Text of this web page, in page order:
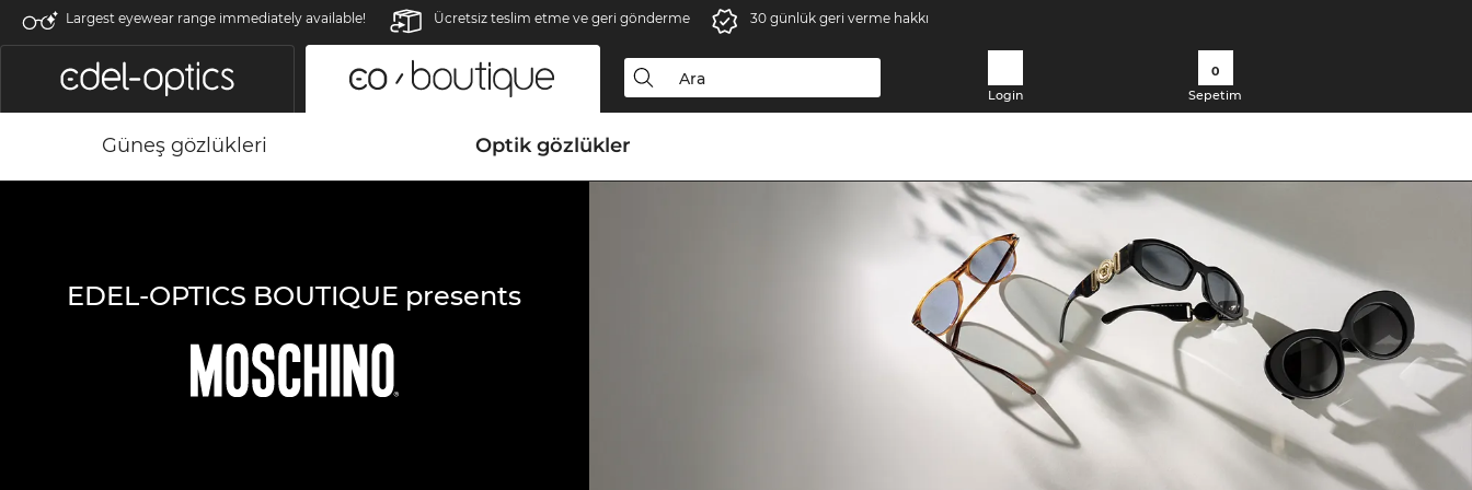
Largest eyewear range immediately available! Ücretsiz teslim etme ve geri gönderme 30 günlük geri verme hakkı
Login
0
Sepetim
Güneş gözlükleri Optik gözlükler
EDEL-OPTICS BOUTIQUE presents